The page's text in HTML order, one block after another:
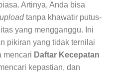
Artinya, Anda bisa
uploadtanpa khawatir putus-
yang mengganggu. Ini
pikiran yang tidak ternilai
mencari Daftar Kecepatan
kepastian, dan